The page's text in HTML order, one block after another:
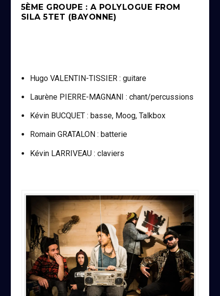
5ÈME GROUPE : A POLYLOGUE FROM
SILA 5TET (BAYONNE)
Hugo VALENTIN-TISSIER : guitare
Laurène PIERRE-MAGNANI : chant/percussions
Kévin BUCQUET : basse, Moog, Talkbox
Romain GRATALON : batterie
Kévin LARRIVEAU : claviers